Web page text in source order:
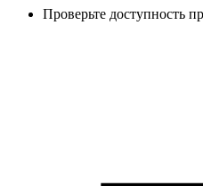
Проверьте доступность